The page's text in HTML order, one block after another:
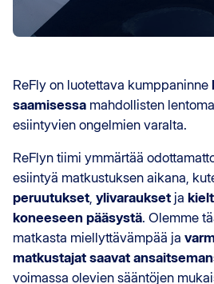
ReFly on luotettava kumppaninne
saamisessa mahdollisten
esiintyvien ongelmien varalta.
ReFlyn tiimi ymmärtää
esiintyä matkustuksen aikana,
peruutukset, ylivaraukset ja
koneeseen pääsystä. Olemme
matkasta miellyttävämpää ja
matkustajat saavat
voimassa olevien sääntöjen